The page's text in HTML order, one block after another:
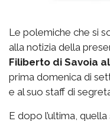
Le polemiche che si
alla notizia della
Filiberto di Savoia
prima domenica di
e al suo staff di
E dopo l’ultima, quella